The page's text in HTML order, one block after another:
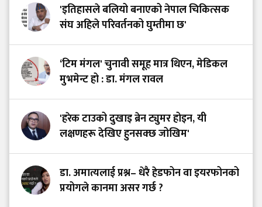
'इतिहासले बलियो बनाएको नेपाल चिकित्सक
संघ अहिले परिवर्तनको घुम्तीमा छ'
‘टिम मंगल' चुनावी समूह मात्र थिएन, मेडिकल
मुभमेन्ट हो : डा. मंगल रावल
'हरेक टाउको दुखाइ ब्रेन ट्युमर होइन, यी
लक्षणहरू देखिए हुनसक्छ जोखिम'
डा. अमात्यलाई प्रश्न– धेरै हेडफोन वा इयरफोनको
प्रयोगले कानमा असर गर्छ ?